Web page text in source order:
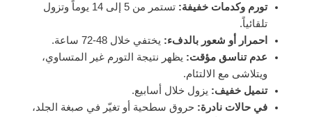
تورم وكدمات خفيفة:
تستمر من 5 إلى 14 يوماً وتزول
تلقائياً.
احمرار أو شعور بالدفء: يختفي خلال 48-72 ساعة.
عدم تناسق مؤقت: يظهر نتيجة التورم غير المتساوي،
ويتلاشى مع الالتئام.
تنميل خفيف: يزول خلال أسابيع.
في حالات نادرة: حروق سطحية أو تغيّر في صبغة الجلد،